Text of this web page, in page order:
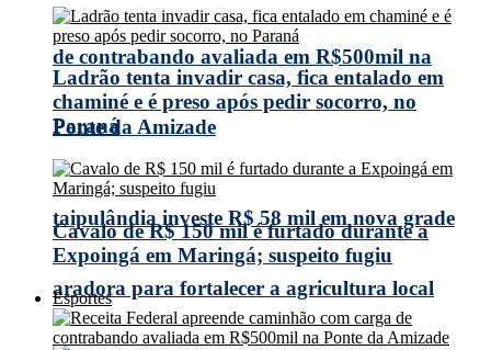
de contrabando avaliada em R$500mil na
Ponte da Amizade
taipulândia investe R$ 58 mil em nova grade
aradora para fortalecer a agricultura local
Ladrão tenta invadir casa, fica entalado em
chaminé e é preso após pedir socorro, no
Paraná
Cavalo de R$ 150 mil é furtado durante a
Expoingá em Maringá; suspeito fugiu
Esportes